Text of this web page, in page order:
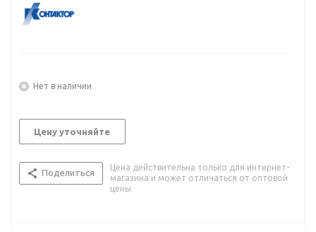
Нет в наличии
Цену уточняйте
Поделиться
Цена действительна только для интернет-
магазина и может отличаться от оптовой
цены